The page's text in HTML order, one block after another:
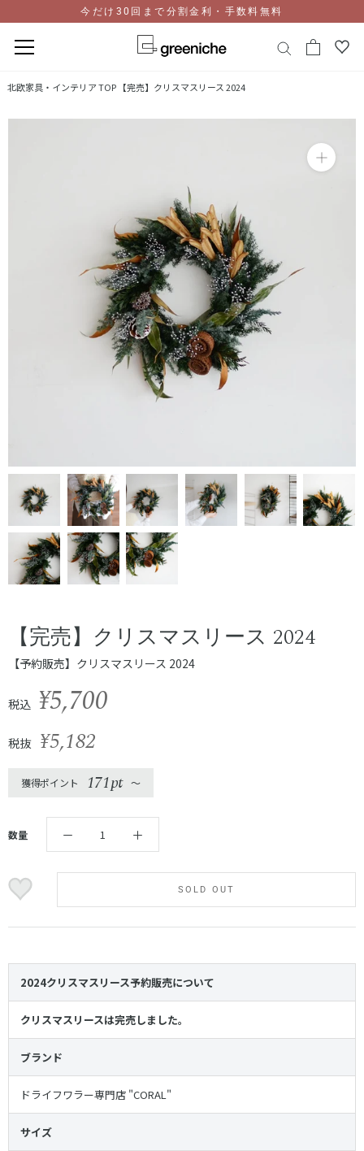
今だけ30回まで分割金利・手数料無料
北欧家具・インテリア TOP 【完売】クリスマスリース 2024
【完売】クリスマスリース 2024
【予約販売】クリスマスリース 2024
税込 ¥5,700
税抜 ¥5,182
獲得ポイント 171pt 〜
数量
SOLD OUT
2024クリスマスリース予約販売について
クリスマスリースは完売しました。
ブランド
ドライフワラー専門店 "CORAL"
サイズ